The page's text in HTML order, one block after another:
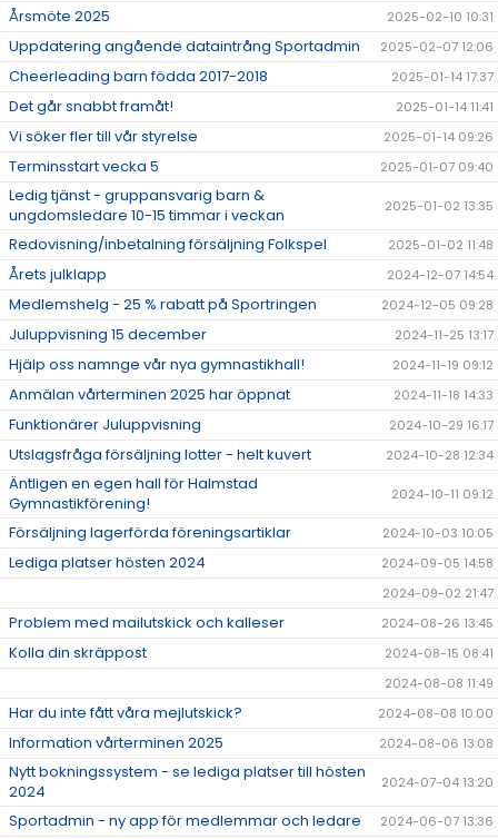
Årsmöte 2025 2025-02-10 10:31
Uppdatering angående dataintrång Sportadmin 2025-02-07 12:06
Cheerleading barn födda 2017-2018 2025-01-14 17:37
Det går snabbt framåt! 2025-01-14 11:41
Vi söker fler till vår styrelse 2025-01-14 09:26
Terminsstart vecka 5 2025-01-07 09:40
Ledig tjänst - gruppansvarig barn &
ungdomsledare 10-15 timmar i veckan
2025-01-02 13:35
Redovisning/inbetalning försäljning Folkspel 2025-01-02 11:48
Årets julklapp 2024-12-07 14:54
Medlemshelg - 25 % rabatt på Sportringen 2024-12-05 09:28
Juluppvisning 15 december 2024-11-25 13:17
Hjälp oss namnge vår nya gymnastikhall! 2024-11-19 09:12
Anmälan vårterminen 2025 har öppnat 2024-11-18 14:33
Funktionärer Juluppvisning 2024-10-29 16:17
Utslagsfråga försäljning lotter - helt kuvert 2024-10-28 12:34
Äntligen en egen hall för Halmstad
Gymnastikförening!
2024-10-11 09:12
Försäljning lagerförda föreningsartiklar 2024-10-03 10:05
Lediga platser hösten 2024
2024-09-05 14:58
2024-09-02 21:47
Problem med mailutskick och kalleser 2024-08-26 13:45
Kolla din skräppost
2024-08-15 08:41
2024-08-08 11:49
Har du inte fått våra mejlutskick? 2024-08-08 10:00
Information vårterminen 2025 2024-08-06 13:08
Nytt bokningssystem - se lediga platser till hösten
2024
2024-07-04 13:20
Sportadmin - ny app för medlemmar och ledare 2024-06-07 13:36